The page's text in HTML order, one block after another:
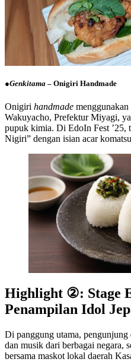
●Genkitama – Onigiri Handmade
Onigiri handmade
Wakuyacho, Prefektur Miyagi,
pupuk kimia. Di EdoIn Fest ’25,
Nigiri” dengan isian acar
Highlight ②: Stage
Penampilan Idol
Di panggung utama,
dan musik dari berbagai negara,
bersama maskot lokal daerah